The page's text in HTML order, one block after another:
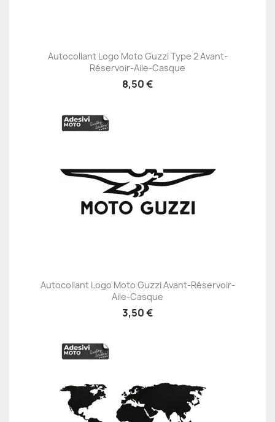
Autocollant Logo Moto Guzzi Type 2 Avant-
Réservoir-Aile-Casque
8,50 €
Autocollant Logo Moto Guzzi Avant-Réservoir-
Aile-Casque
3,50 €